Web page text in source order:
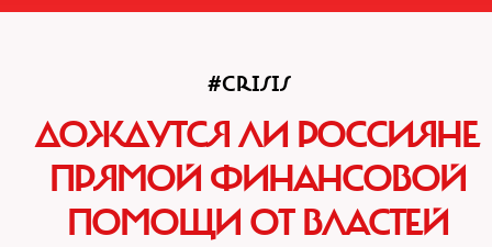
#CRISIS
ДОЖДУТСЯ ЛИ РОССИЯНЕ
ПРЯМОЙ ФИНАНСОВОЙ
ПОМОЩИ ОТ ВЛАСТЕЙ